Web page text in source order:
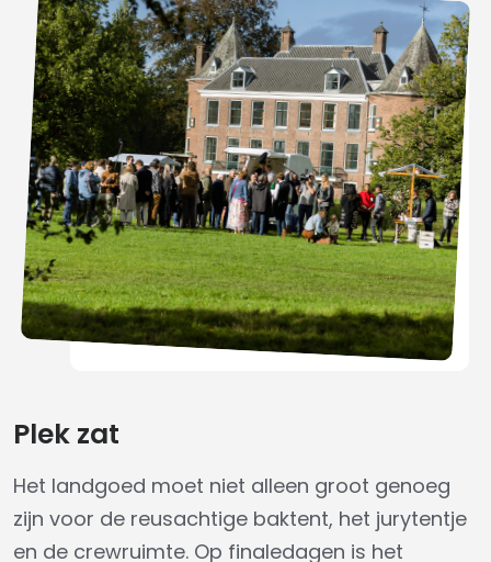
Plek zat
Het landgoed moet niet alleen groot genoeg
zijn voor de reusachtige baktent, het jurytentje
en de crewruimte. Op finaledagen is het